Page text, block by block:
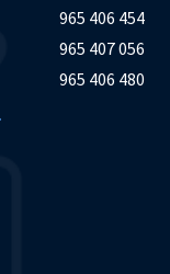
965 406 454
965 407 056
965 406 480